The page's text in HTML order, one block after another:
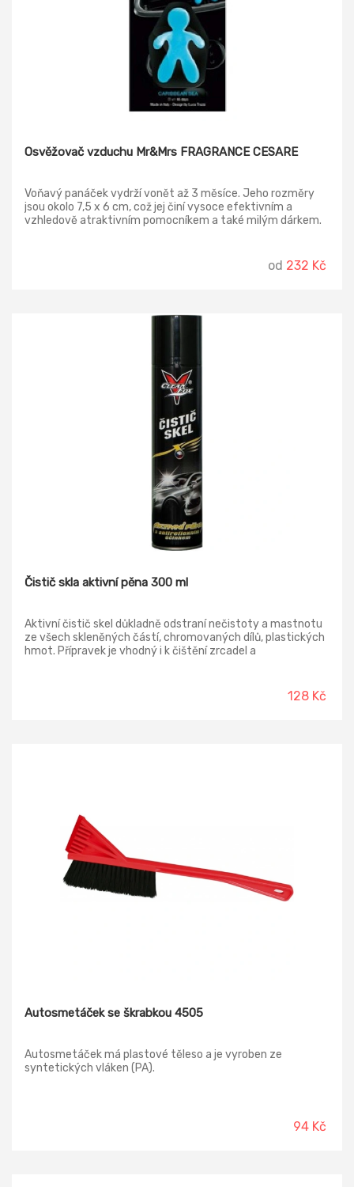
Osvěžovač vzduchu Mr&Mrs FRAGRANCE CESARE
Voňavý panáček vydrží vonět až 3 měsíce. Jeho rozměry
jsou okolo 7,5 x 6 cm, což jej činí vysoce efektivním a
vzhledově atraktivním pomocníkem a také milým dárkem.
od 232 Kč
Čistič skla aktivní pěna 300 ml
Aktivní čistič skel důkladně odstraní nečistoty a mastnotu
ze všech skleněných částí, chromovaných dílů, plastických
hmot. Přípravek je vhodný i k čištění zrcadel a
128 Kč
Autosmetáček se škrabkou 4505
Autosmetáček má plastové těleso a je vyroben ze
syntetických vláken (PA).
94 Kč